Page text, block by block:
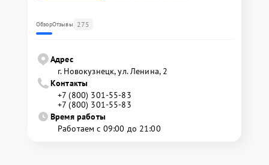
ОбзорОтзывы 275
Адрес
г. Новокузнецк, ул. Ленина, 2
Контакты
+7 (800) 301-55-83
+7 (800) 301-55-83
Время работы
Работаем с 09:00 до 21:00